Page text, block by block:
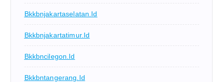
Bkkbnjakartaselatan.id
Bkkbnjakartatimur.id
Bkkbncilegon.id
Bkkbntangerang.id